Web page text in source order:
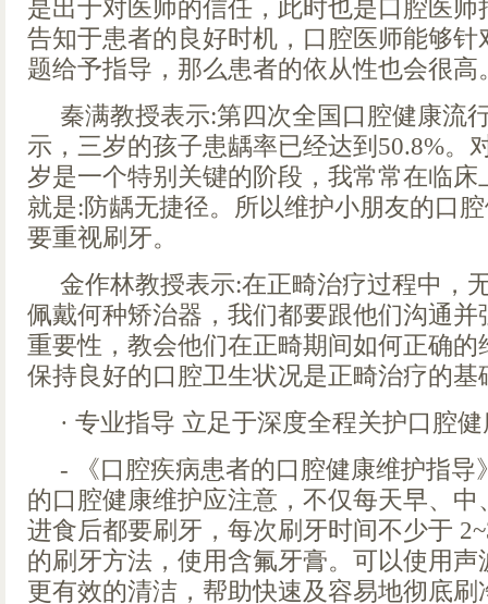
是出于对医师的信任，此时也是口腔医
告知于患者的良好时机，口腔医师能够
题给予指导，那么患者的依从性也会很高
秦满教授表示:第四次全国口腔健康流
示，三岁的孩子患龋率已经达到50.8%。
岁是一个特别关键的阶段，我常常在临
就是:防龋无捷径。所以维护小朋友的口
要重视刷牙。
金作林教授表示:在正畸治疗过程中，
佩戴何种矫治器，我们都要跟他们沟通
重要性，教会他们在正畸期间如何正确
保持良好的口腔卫生状况是正畸治疗的基
· 专业指导 立足于深度全程关护口腔
- 《口腔疾病患者的口腔健康维护指导
的口腔健康维护应注意，不仅每天早、中
进食后都要刷牙，每次刷牙时间不少于
的刷牙方法，使用含氟牙膏。可以使用
更有效的清洁，帮助快速及容易地彻底